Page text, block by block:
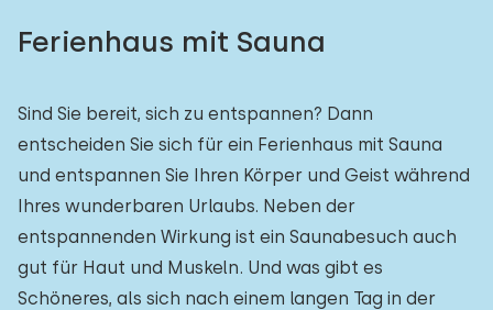
Ferienhaus mit Sauna
Sind Sie bereit, sich zu entspannen? Dann
entscheiden Sie sich für ein Ferienhaus mit Sauna
und entspannen Sie Ihren Körper und Geist während
Ihres wunderbaren Urlaubs. Neben der
entspannenden Wirkung ist ein Saunabesuch auch
gut für Haut und Muskeln. Und was gibt es
Schöneres, als sich nach einem langen Tag in der